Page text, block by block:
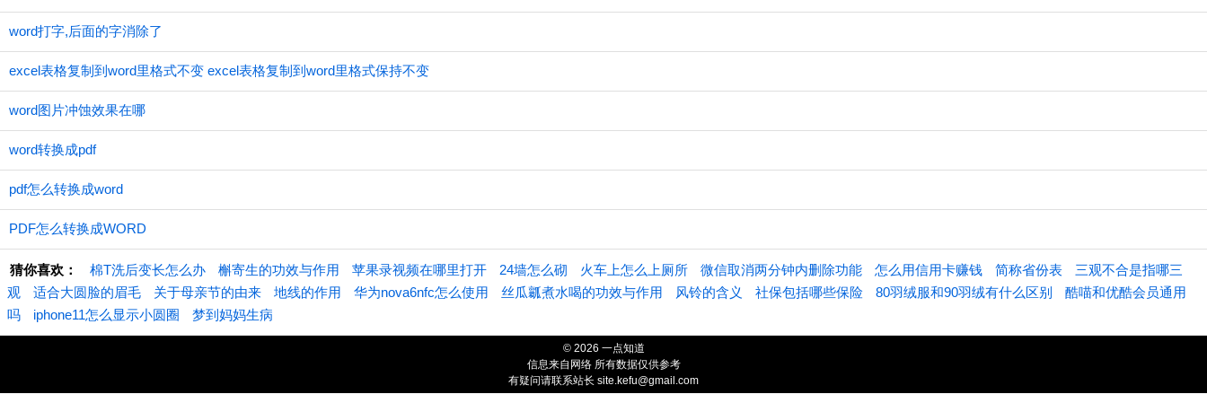
word打字,后面的字消除了
excel表格复制到word里格式不变 excel表格复制到word里格式保持不变
word图片冲蚀效果在哪
word转换成pdf
pdf怎么转换成word
PDF怎么转换成WORD
猜你喜欢： 棉T洗后变长怎么办 槲寄生的功效与作用 苹果录视频在哪里打开 24墙怎么砌 火车上怎么上厕所 微信取消两分钟内删除功能 怎么用信用卡赚钱 简称省份表
三观不合是指哪三
观
适合大圆脸的眉毛 关于母亲节的由来 地线的作用 华为nova6nfc怎么使用 丝瓜瓤煮水喝的功效与作用 风铃的含义 社保包括哪些保险 80羽绒服和90羽绒有什么区别
酷喵和优酷会员通用
吗
iphone11怎么显示小圆圈 梦到妈妈生病
© 2026 一点知道
信息来自网络 所有数据仅供参考
有疑问请联系站长 site.kefu@gmail.com